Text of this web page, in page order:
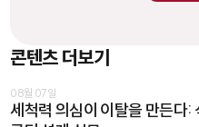
콘텐츠 더보기
08월 07일
세척력 의심이 이탈을 만든다: